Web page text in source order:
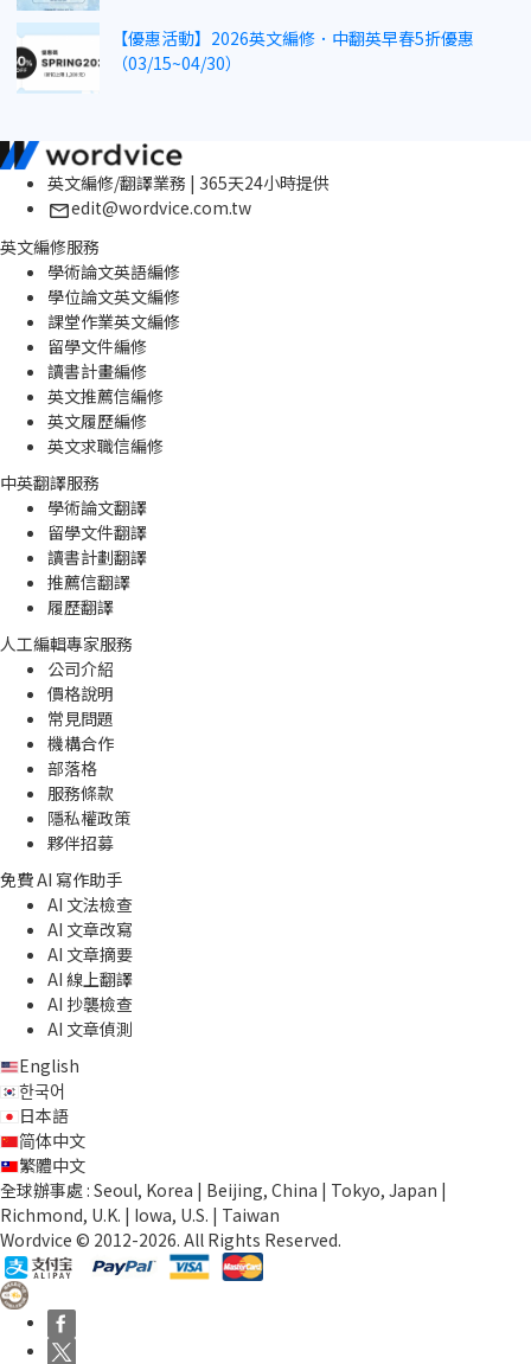
【優惠活動】2026英文編修．中翻英早春5折優惠
（03/15~04/30）
英文編修/翻譯業務 | 365天24小時提供
edit@wordvice.com.tw
英文編修服務
學術論文英語編修
學位論文英文編修
課堂作業英文編修
留學文件編修
讀書計畫編修
英文推薦信編修
英文履歷編修
英文求職信編修
中英翻譯服務
學術論文翻譯
留學文件翻譯
讀書計劃翻譯
推薦信翻譯
履歷翻譯
人工編輯專家服務
公司介紹
價格說明
常見問題
機構合作
部落格
服務條款
隱私權政策
夥伴招募
免費 AI 寫作助手
AI 文法檢查
AI 文章改寫
AI 文章摘要
AI 線上翻譯
AI 抄襲檢查
AI 文章偵測
English
한국어
日本語
简体中文
繁體中文
全球辦事處 : Seoul, Korea | Beijing, China | Tokyo, Japan |
Richmond, U.K. | Iowa, U.S. | Taiwan
Wordvice © 2012-2026. All Rights Reserved.